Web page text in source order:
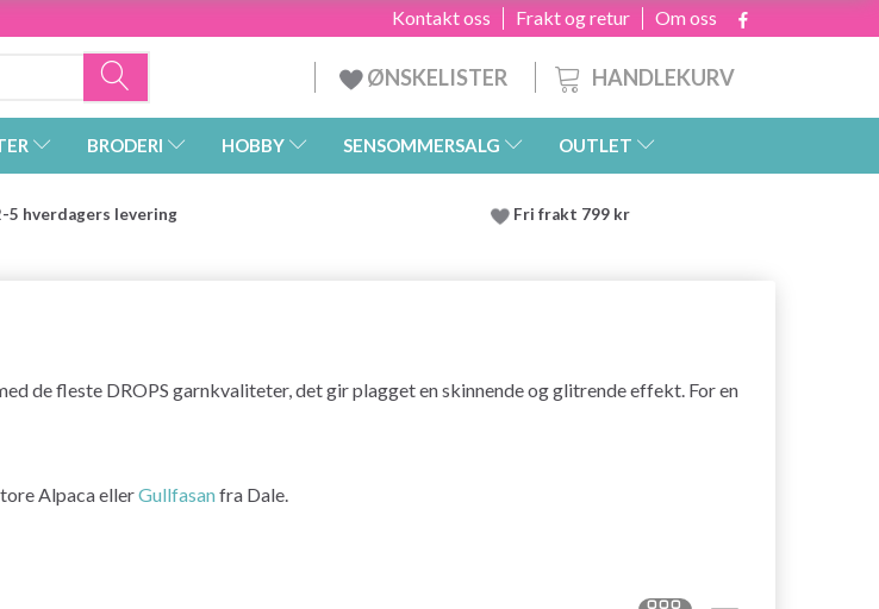
Om oss
Frakt og retur
Kontakt oss
HANDLEKURV
ØNSKELISTER
BRODERI HOBBY SENSOMMERSALG OUTLET
5 hverdagers levering Fri frakt 799 kr
de fleste DROPS garnkvaliteter, det gir plagget en skinnende og glitrende effekt. For en
Alpaca ellerGullfasanfra Dale.